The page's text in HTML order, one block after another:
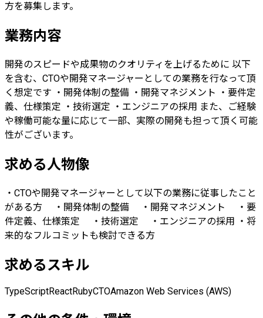
方を募集します。
業務内容
開発のスピードや成果物のクオリティを上げるために 以下
を含む、CTOや開発マネージャーとしての業務を行なって頂
く想定です ・開発体制の整備 ・開発マネジメント ・要件定
義、仕様策定 ・技術選定 ・エンジニアの採用 また、ご経験
や稼働可能な量に応じて一部、実際の開発も担って頂く可能
性がございます。
求める人物像
・CTOや開発マネージャーとして以下の業務に従事したこと
がある方 ・開発体制の整備 ・開発マネジメント ・要
件定義、仕様策定 ・技術選定 ・エンジニアの採用 ・将
来的なフルコミットも検討できる方
求めるスキル
TypeScriptReactRubyCTOAmazon Web Services (AWS)